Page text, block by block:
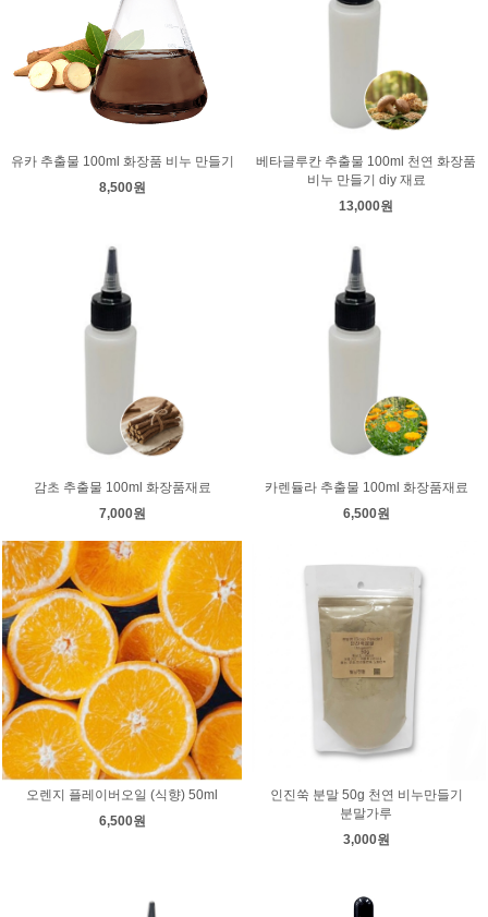
유카 추출물 100ml 화장품 비누 만들기
8,500원
베타글루칸 추출물 100ml 천연 화장품
비누 만들기 diy 재료
13,000원
감초 추출물 100ml 화장품재료
7,000원
카렌듈라 추출물 100ml 화장품재료
6,500원
오렌지 플레이버오일 (식향) 50ml
6,500원
인진쑥 분말 50g 천연 비누만들기
분말가루
3,000원